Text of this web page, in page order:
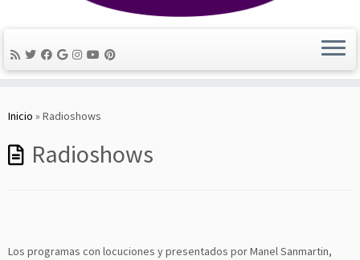
Inicio » Radioshows
Radioshows
Los programas con locuciones y presentados por Manel Sanmartin,